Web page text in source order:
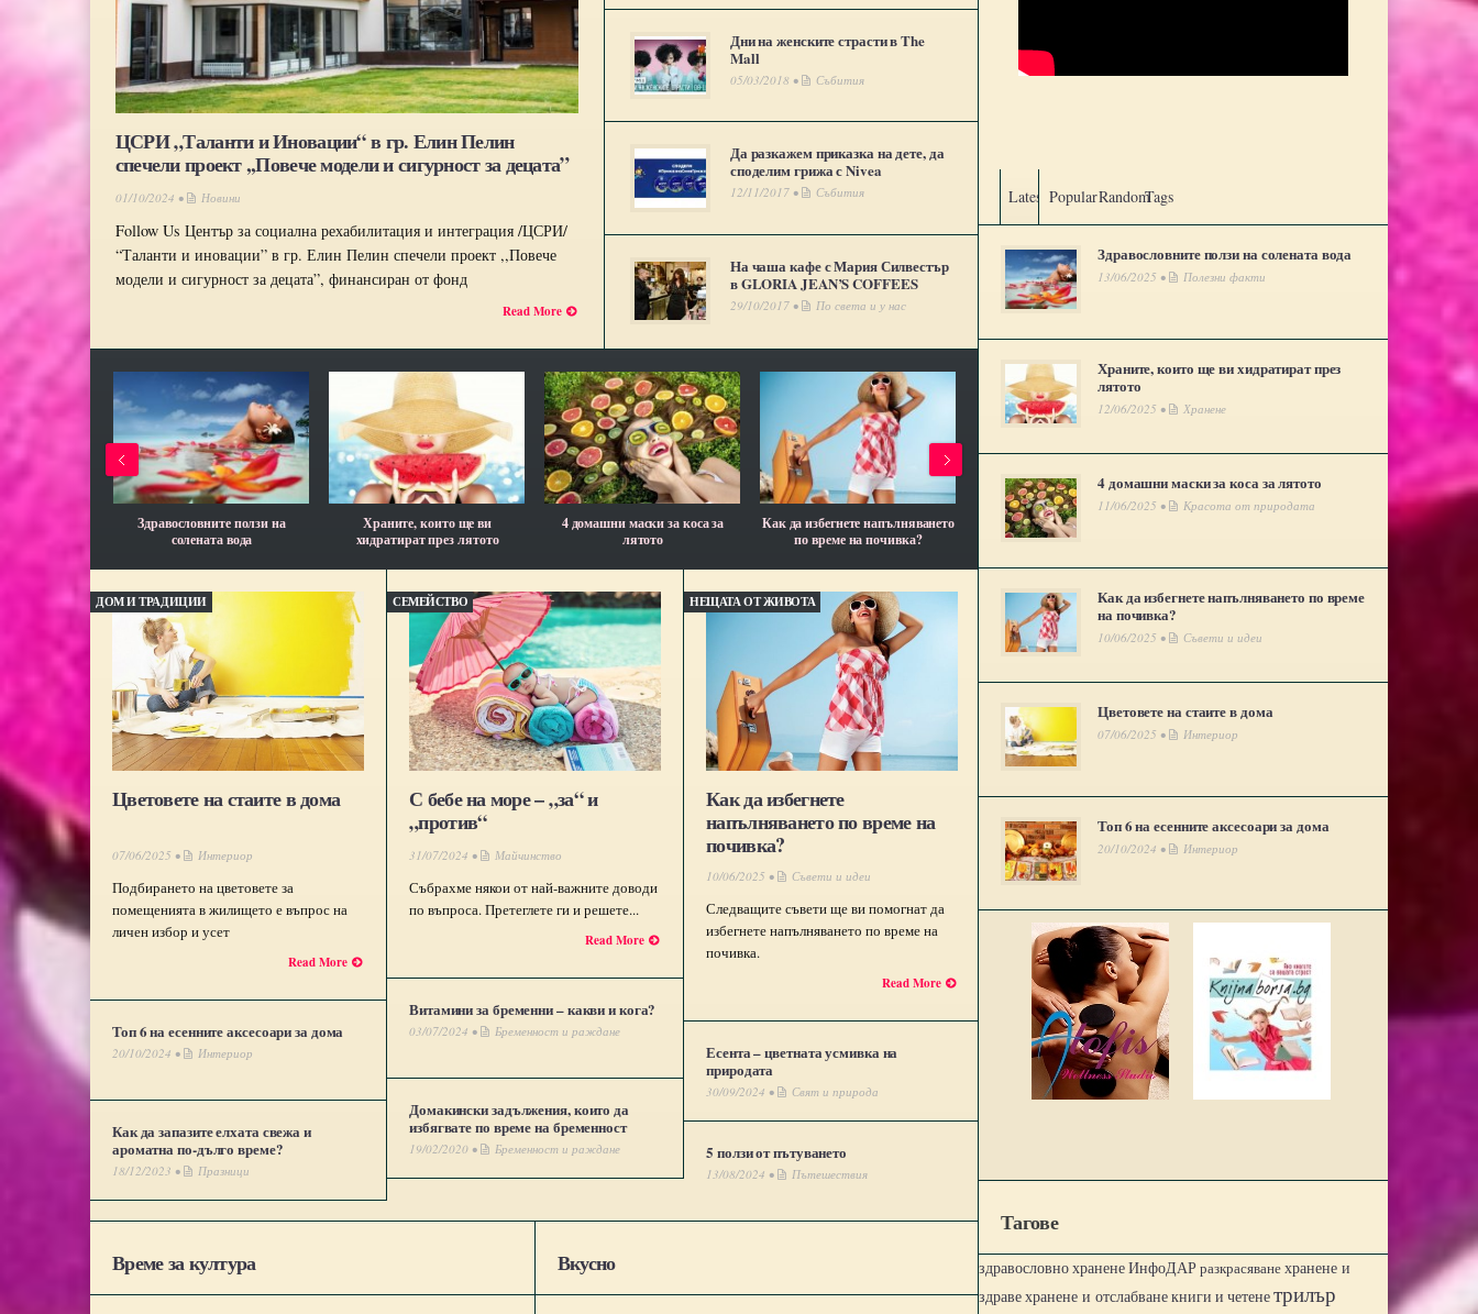
ЦСРИ „Таланти и Иновации“ в гр. Елин Пелин
спечели проект ,,Повече модели и сигурност за децата”
01/10/2024 • Новини
Follow Us Център за социална рехабилитация и интеграция /ЦСРИ/
“Таланти и иновации” в гр. Елин Пелин спечели проект ,,Повече
модели и сигурност за децата”, финансиран от фонд
Read More
Дни на женските страсти в The
Mall
05/03/2018 • Събития
Да разкажем приказка на дете, да
споделим грижа с Nivea
12/11/2017 • Събития
На чаша кафе с Мария Силвестър
в GLORIA JEAN’S COFFEES
29/10/2017 • По света и у нас
Здравословните ползи на
солената вода
Храните, които ще ви
хидратират през лятото
4 домашни маски за коса за
лятото
Как да избегнете напълняването
по време на почивка?
Цветовете на стаите в дома
ЦСРИ
ДОМ И ТРАДИЦИИ
Цветовете на стаите в дома
07/06/2025 • Интериор
Подбирането на цветовете за
помещенията в жилището е въпрос на
личен избор и усет
Read More
Топ 6 на есенните аксесоари за дома
20/10/2024 • Интериор
Как да запазите елхата свежа и
ароматна по-дълго време?
18/12/2023 • Празници
СЕМЕЙСТВО
С бебе на море – „за“ и
„против“
31/07/2024 • Майчинство
Събрахме някои от най-важните доводи
по въпроса. Претеглете ги и решете...
Read More
Витамини за бременни – какви и кога?
03/07/2024 • Бременност и раждане
Домакински задължения, които да
избягвате по време на бременност
19/02/2020 • Бременност и раждане
НЕЩАТА ОТ ЖИВОТА
Как да избегнете
напълняването по време на
почивка?
10/06/2025 • Съвети и идеи
Следващите съвети ще ви помогнат да
избегнете напълняването по време на
почивка.
Read More
Есента – цветната усмивка на
природата
30/09/2024 • Свят и природа
5 ползи от пътуването
13/08/2024 • Пътешествия
Време за култура Вкусно
Latest PopularRandomTags
Здравословните ползи на солената вода
13/06/2025 • Полезни факти
Храните, които ще ви хидратират през
лятото
12/06/2025 • Хранене
4 домашни маски за коса за лятото
11/06/2025 • Красота от природата
Как да избегнете напълняването по време
на почивка?
10/06/2025 • Съвети и идеи
Цветовете на стаите в дома
07/06/2025 • Интериор
Топ 6 на есенните аксесоари за дома
20/10/2024 • Интериор
Тагове
здравословно храненеИнфоДАРразкрасяванехранене и
здравехранене и отслабванекниги и четенетрилър